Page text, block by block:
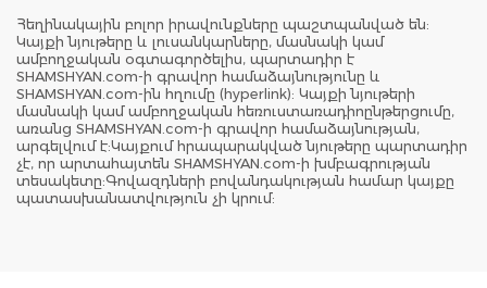
Հեղինակային բոլոր իրավունքները պաշտպանված են:
Կայքի նյութերը և լուսանկարները, մասնակի կամ
ամբողջական օգտագործելիս, պարտադիր է
SHAMSHYAN.com-ի գրավոր համաձայնությունը և
SHAMSHYAN.com-ին հղումը (hyperlink): Կայքի նյութերի
մասնակի կամ ամբողջական հեռուստառադիոընթերցումը,
առանց SHAMSHYAN.com-ի գրավոր համաձայնության,
արգելվում է:Կայքում հրապարակված նյութերը պարտադիր
չէ, որ արտահայտեն SHAMSHYAN.com-ի խմբագրության
տեսակետը:Գովազդների բովանդակության համար կայքը
պատասխանատվություն չի կրում: